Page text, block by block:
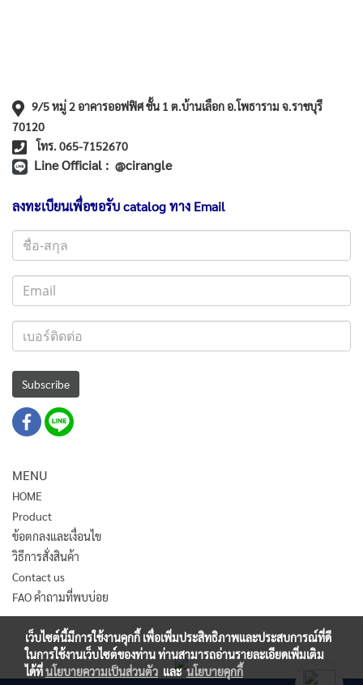
9/5 หมู่ 2 อาคารออฟฟิศ ชั้น 1 ต.บ้านเลือก อ.โพธาราม จ.ราชบุรี
70120
โทร. 065-7152670
Line Official : @cirangle
ลงทะเบียนเพื่อขอรับ catalog ทาง Email
Subscribe
MENU
HOME
Product
ข้อตกลงและเงื่อนไข
วิธีการสั่งสินค้า
Contact us
FAO คำถามที่พบบ่อย
เว็บไซต์นี้มีการใช้งานคุกกี้ เพื่อเพิ่มประสิทธิภาพและประสบการณ์ที่ดี
ในการใช้งานเว็บไซต์ของท่าน ท่านสามารถอ่านรายละเอียดเพิ่มเติม
ได้ที่นโยบายความเป็นส่วนตัว และนโยบายคุกกี้